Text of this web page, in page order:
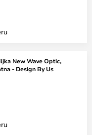
New Wave Optic,
- Design By Us